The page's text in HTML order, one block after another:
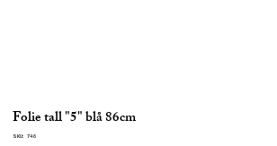
Folie tall "5" blå 86cm
SKU:
SKU
746